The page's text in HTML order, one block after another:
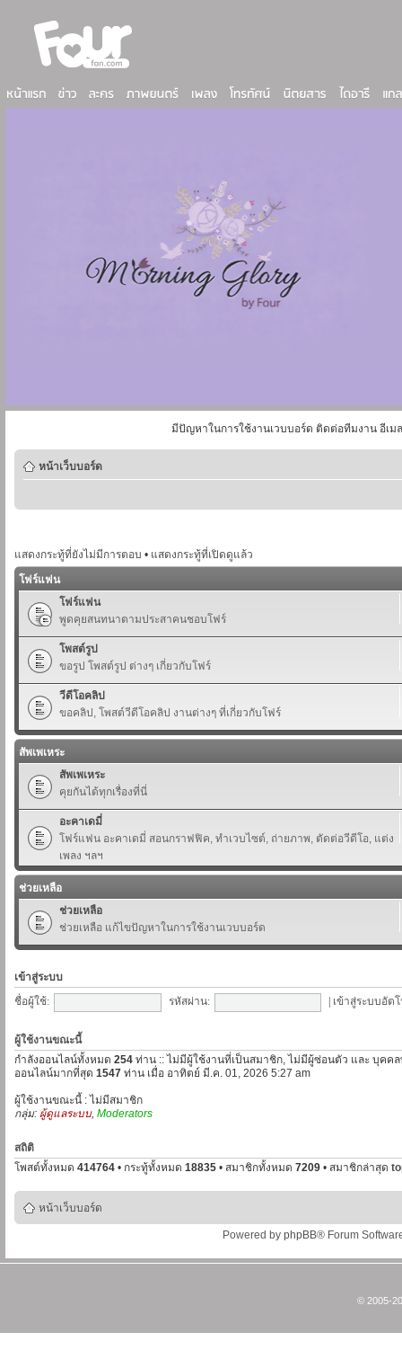
มีปัญหาในการใช้งานเวบบอร์ด ติดต่อทีมงาน อีเม
หน้าเว็บบอร์ด
แสดงกระทู้ที่ยังไม่มีการตอบ • แสดงกระทู้ที่เปิดดูแล้ว
โฟร์แฟน
โฟร์แฟน
พูดคุยสนทนาตามประสาคนชอบโฟร์
โพสต์รูป
ขอรูป โพสต์รูป ต่างๆ เกี่ยวกับโฟร์
วีดีโอคลิป
ขอคลิป, โพสต์วีดีโอคลิป งานต่างๆ ที่เกี่ยวกับโฟร์
สัพเพเหระ
สัพเพเหระ
คุยกันได้ทุกเรื่องที่นี่
อะคาเดมี่
โฟร์แฟน อะคาเดมี่ สอนกราฟฟิค, ทำเวบไซต์, ถ่ายภาพ, ตัดต่อวีดีโอ, แต่ง
เพลง ฯลฯ
ช่วยเหลือ
ช่วยเหลือ
ช่วยเหลือ แก้ไขปัญหาในการใช้งานเวบบอร์ด
เข้าสู่ระบบ
ชื่อผู้ใช้:
รหัสผ่าน: เข้าสู่ระบบอัต
ผู้ใช้งานขณะนี้
กำลังออนไลน์ทั้งหมด 254 ท่าน :: ไม่มีผู้ใช้งานที่เป็นสมาชิก, ไม่มีผู้ซ่อนตัว และ บุคค
ออนไลน์มากที่สุด 1547 ท่าน เมื่อ อาทิตย์ มี.ค. 01, 2026 5:27 am
ผู้ใช้งานขณะนี้ : ไม่มีสมาชิก
กลุ่ม: ผู้ดูแลระบบ, Moderators
สถิติ
โพสต์ทั้งหมด 414764 • กระทู้ทั้งหมด 18835 • สมาชิกทั้งหมด 7209 • สมาชิกล่าสุด
หน้าเว็บบอร์ด
Powered by phpBB® Forum
© 2005-